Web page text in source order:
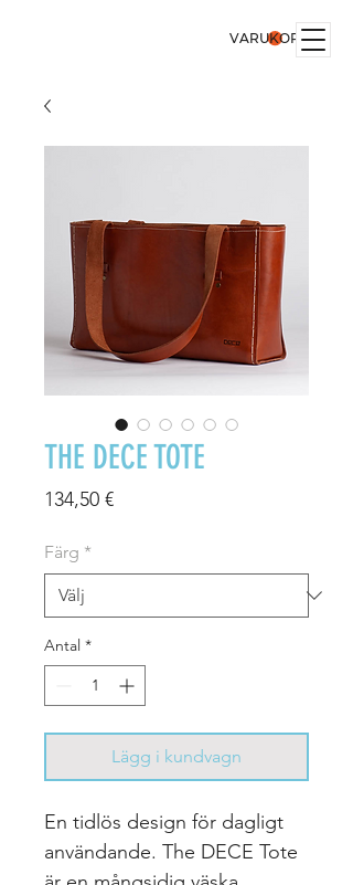
VARUKORG
THE DECE TOTE
134,50 €Pris
Färg *
Antal *
Lägg i kundvagn
En tidlös design för dagligt
användande. The DECE Tote